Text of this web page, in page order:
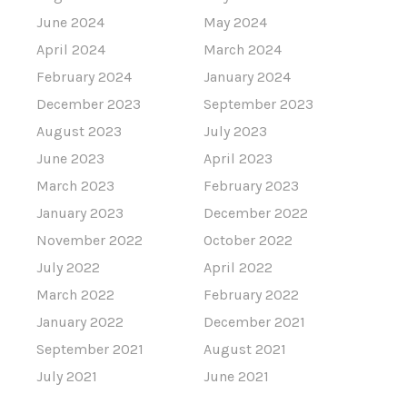
June 2024
May 2024
April 2024
March 2024
February 2024
January 2024
December 2023
September 2023
August 2023
July 2023
June 2023
April 2023
March 2023
February 2023
January 2023
December 2022
November 2022
October 2022
July 2022
April 2022
March 2022
February 2022
January 2022
December 2021
September 2021
August 2021
July 2021
June 2021